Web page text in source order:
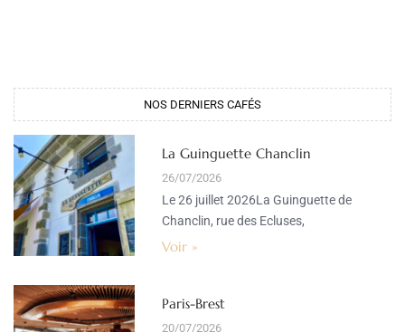
NOS DERNIERS CAFÉS​
La Guinguette Chanclin
26/07/2026
Le 26 juillet 2026La Guinguette de
Chanclin, rue des Ecluses,
Voir »
Paris-Brest
20/07/2026